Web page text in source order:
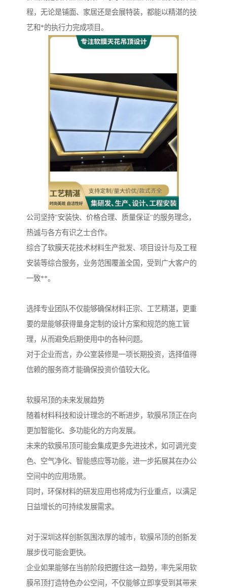
程，无论是铺面、家居还是会展特装，都能以精湛的技
艺和*的执行力完成项目。
公司坚持"安装快、价格合理、质量保证"的服务理念，
热诚与各方有识之士合作。
综合了软膜天花技术材料生产批发、项目设计与及工程
安装等综合服务，业务范围覆盖全国，受到广大客户的
一致**。
选择专业团队不仅能够确保材料正宗、工艺精湛，更重
要的是能够获得量身定制的设计方案和规范的施工管
理，从而避免后期使用中的各种问题。
对于企业而言，办公室装修是一项长期投资，选择值得
信赖的服务商才能确保投资价值较大化。
软膜吊顶的未来发展趋势
随着材料科技和设计理念的不断进步，软膜吊顶正在向
更加智能化、多功能化的方向发展。
未来的软膜吊顶可能会集成更多先进技术，如可调光变
色、空气净化、智能感应等功能，进一步拓展其在办公
空间中的应用场景。
同时，环保材料的研发应用也将成为行业重点，以满足
日益增长的可持续发展需求。
对于深圳这样创新氛围浓厚的城市，软膜吊顶的创新发
展步伐可能会更快。
企业如果能够在当前阶段把握住这一趋势，率先采用软
膜吊顶打造特色办公空间，不仅能够立即享受到其带来